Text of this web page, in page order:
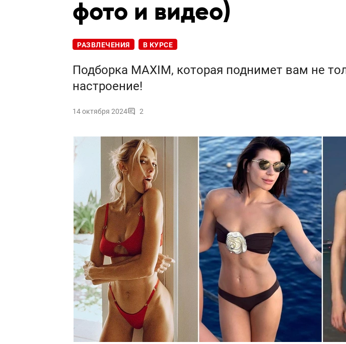
фото и видео)
РАЗВЛЕЧЕНИЯ В КУРСЕ
Подборка MAXIM, которая поднимет вам не
настроение!
14 октября 2024 2